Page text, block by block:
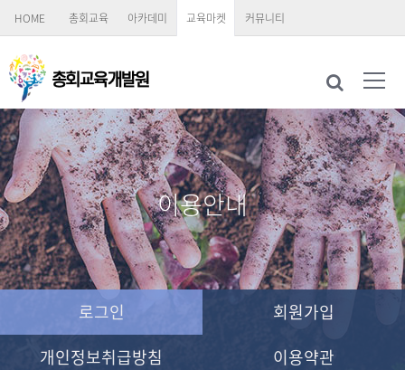
HOME 총회교육 아카데미 교육마켓 커뮤니티
이용안내
로그인
회원가입
개인정보취급방침
이용약관